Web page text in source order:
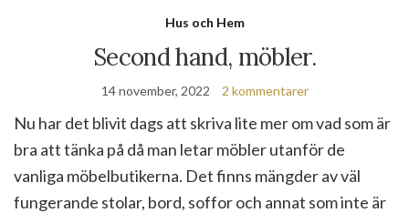
Hus och Hem
Second hand, möbler.
14 november, 2022 2 kommentarer
Nu har det blivit dags att skriva lite mer om vad som är
bra att tänka på då man letar möbler utanför de
vanliga möbelbutikerna. Det finns mängder av väl
fungerande stolar, bord, soffor och annat som inte är